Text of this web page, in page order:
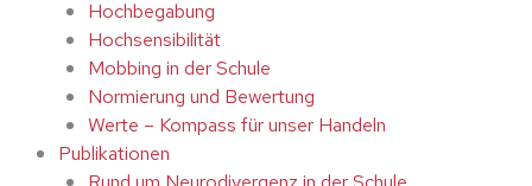
Hochbegabung
Hochsensibilität
Mobbing in der Schule
Normierung und Bewertung
Werte – Kompass für unser Handeln
Publikationen